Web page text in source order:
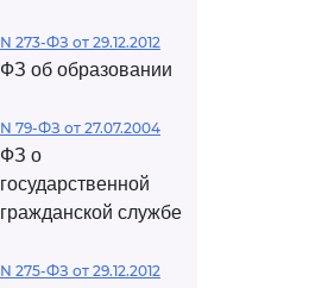
N 273-ФЗ от 29.12.2012
ФЗ об образовании
N 79-ФЗ от 27.07.2004
ФЗ о
государственной
гражданской службе
N 275-ФЗ от 29.12.2012